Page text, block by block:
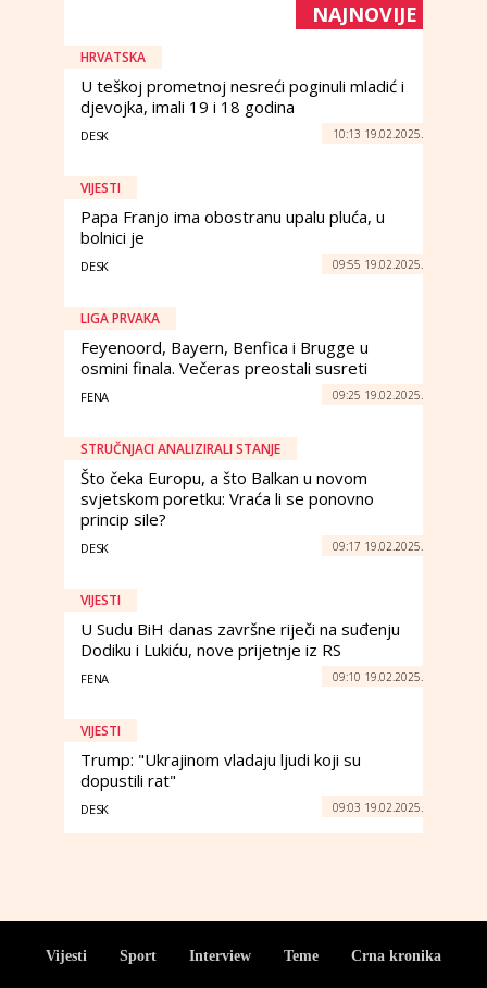
NAJNOVIJE
HRVATSKA
U teškoj prometnoj nesreći poginuli mladić i
djevojka, imali 19 i 18 godina
DESK 10:13 19.02.2025.
VIJESTI
Papa Franjo ima obostranu upalu pluća, u
bolnici je
DESK 09:55 19.02.2025.
LIGA PRVAKA
Feyenoord, Bayern, Benfica i Brugge u
osmini finala. Večeras preostali susreti
FENA 09:25 19.02.2025.
STRUČNJACI ANALIZIRALI STANJE
Što čeka Europu, a što Balkan u novom
svjetskom poretku: Vraća li se ponovno
princip sile?
DESK 09:17 19.02.2025.
VIJESTI
U Sudu BiH danas završne riječi na suđenju
Dodiku i Lukiću, nove prijetnje iz RS
FENA 09:10 19.02.2025.
VIJESTI
Trump: "Ukrajinom vladaju ljudi koji su
dopustili rat"
DESK 09:03 19.02.2025.
Vijesti Sport Interview Teme Crna kronika